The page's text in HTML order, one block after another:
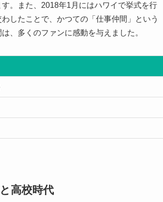
。また、2018年1月にはハワイで挙式を行
したことで、かつての「仕事仲間」という
、多くのファンに感動を与えました。
高校時代